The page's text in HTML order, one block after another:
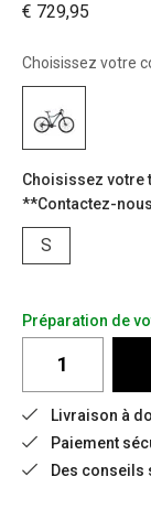
€ 729,95
Choisissez votre
Choisissez votre
**Contactez-
S
Préparation de
Livraison à
Paiement
Des conseils